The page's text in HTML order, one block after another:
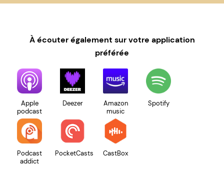
À écouter également sur votre application
préférée
Apple
podcast
Deezer
Amazon
music
Spotify
Podcast
addict
PocketCasts CastBox